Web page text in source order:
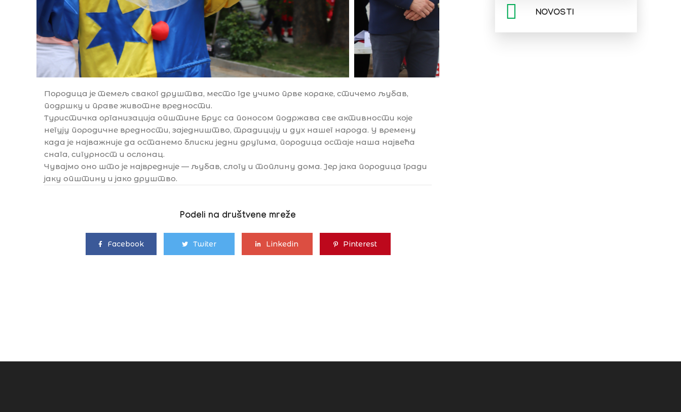
Породица је темељ сваког друштва, место где учимо прве кораке, стичемо љубав,
подршку и праве животне вредности.
Туристичка организација општине Брус са поносом подржава све активности које
негују породичне вредности, заједништво, традицију и дух нашег народа. У времену
када је најважније да останемо блиски једни другима, породица остаје наша највећа
снага, сигурност и ослонац.
Чувајмо оно што је највредније — љубав, слогу и топлину дома. Јер јака породица гради
јаку општину и јако друштво.
Podeli na društvene mreže
Facebook Twiter Linkedin Pinterest
NOVOSTI